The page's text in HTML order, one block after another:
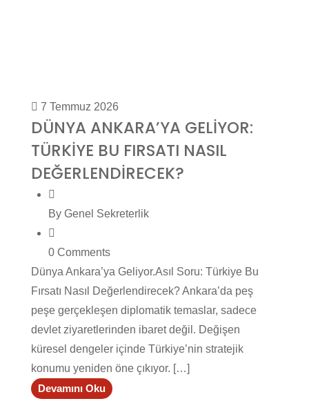
7 Temmuz 2026
DÜNYA ANKARA’YA GELİYOR:
TÜRKİYE BU FIRSATI NASIL
DEĞERLENDİRECEK?
By Genel Sekreterlik
0 Comments
Dünya Ankara’ya Geliyor.Asıl Soru: Türkiye Bu
Fırsatı Nasıl Değerlendirecek? Ankara’da peş
peşe gerçekleşen diplomatik temaslar, sadece
devlet ziyaretlerinden ibaret değil. Değişen
küresel dengeler içinde Türkiye’nin stratejik
konumu yeniden öne çıkıyor. […]
Devamını Oku